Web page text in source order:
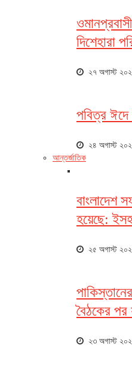
দিশেহারা
২৭ অগাস্ট
পবিত্র ঈদে
২৪ অগাস্ট
আন্তর্জাতিক
বাংলাদেশ
হয়েছে:
২৫ অগাস্ট
বৈঠকের পর
২৩ অগাস্ট